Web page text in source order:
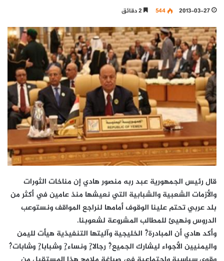
2013-03-27
544
قال رئيس الجمهورية عبد ربه منصور هادي إن مناخات الثورات
والأزمات الشعبية والشبابية التي نعيشها منذ عامين في أكثر من
بلد عربي تحتم علينا الوقوف أمامها لنراجع المواقف ونستوعب
الدروس ونهيئ للمطالب المشروعة لشعوبنا.
وأكد هادي أن المبادرة?ْ الخليجية وآليتها التنفيذية هيأت لليمن
واليمنيين الأجواء ليشارك الجميع?ْ رجالا?ٍ ونساء?ٍ وشبابا?ٍ وشابات?ُ